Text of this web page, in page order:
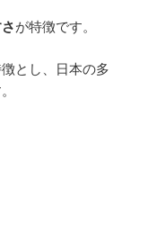
が特徴です。
徴とし、日本の多